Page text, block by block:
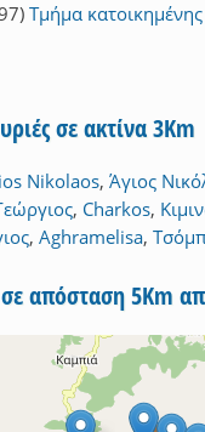
Τμήμα
σε ακτίνα 3Km
Nikolaos, Άγιος
, Charkos,
, Aghramelisa,
απόσταση 5Km